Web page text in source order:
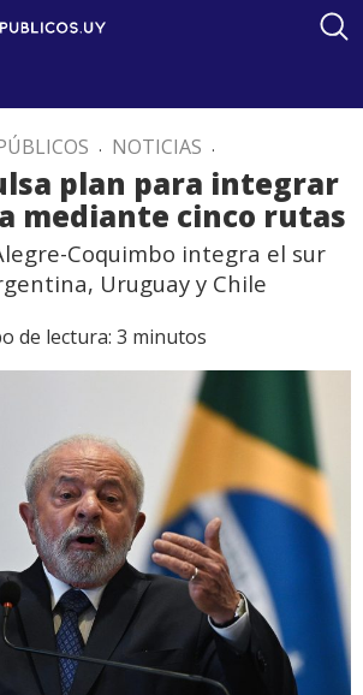
. NOTICIAS .
plan para integrar
mediante cinco rutas
Coquimbo integra el sur
Uruguay y Chile
de lectura: 3 minutos